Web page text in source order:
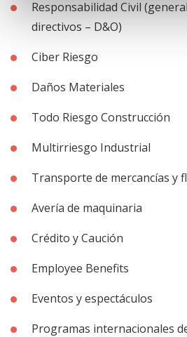
Responsabilidad Civil
directivos – D&O)
Ciber Riesgo
Daños Materiales
Todo Riesgo Construcción
Multirriesgo Industrial
Transporte de mercancías y
Avería de maquinaria
Crédito y Caución
Employee Benefits
Eventos y espectáculos
Programas internacionales